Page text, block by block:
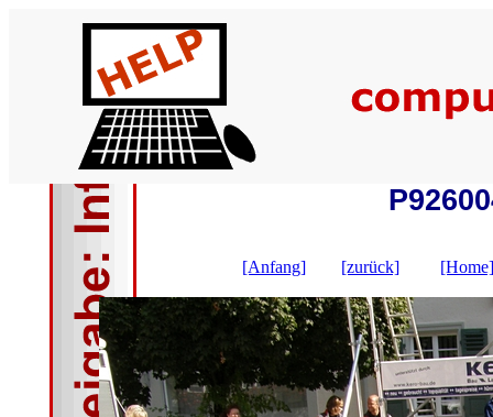
[Anfang] [zurück] [Home]